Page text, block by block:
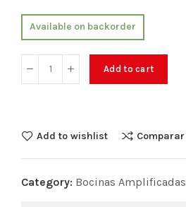
Available on backorder
Add to cart
Add to wishlist Comparar
Category: Bocinas Amplificadas